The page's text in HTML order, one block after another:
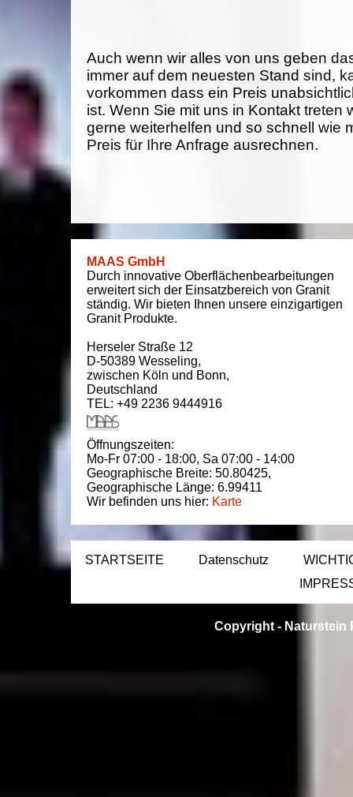
Auch wenn wir alles von uns geben
immer auf dem neuesten Stand sind,
vorkommen dass ein Preis
ist. Wenn Sie mit uns in Kontakt treten
gerne weiterhelfen und so schnell wie
Preis für Ihre Anfrage ausrechnen.
MAAS GmbH
Durch innovative Oberflächenbearbeitungen
erweitert sich der Einsatzbereich von Granit
ständig. Wir bieten Ihnen unsere einzigartigen
Granit Produkte.
Herseler Straße 12
D-50389 Wesseling,
zwischen Köln und Bonn,
Deutschland
TEL: +49 2236 9444916
Öffnungszeiten:
Mo-Fr 07:00 - 18:00, Sa 07:00 - 14:00
Geographische Breite: 50.80425,
Geographische Länge: 6.99411
Wir befinden uns hier: Karte
STARTSEITE Datenschutz
Copyright - Naturstein